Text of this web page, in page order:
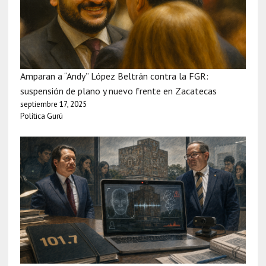
Amparan a “Andy” López Beltrán contra la FGR:
suspensión de plano y nuevo frente en Zacatecas
septiembre 17, 2025
Política Gurú